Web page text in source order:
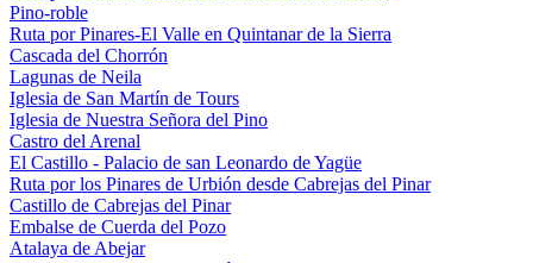
Pino-roble
Ruta por Pinares-El Valle en Quintanar de la Sierra
Cascada del Chorrón
Lagunas de Neila
Iglesia de San Martín de Tours
Iglesia de Nuestra Señora del Pino
Castro del Arenal
El Castillo - Palacio de san Leonardo de Yagüe
Ruta por los Pinares de Urbión desde Cabrejas del Pinar
Castillo de Cabrejas del Pinar
Embalse de Cuerda del Pozo
Atalaya de Abejar